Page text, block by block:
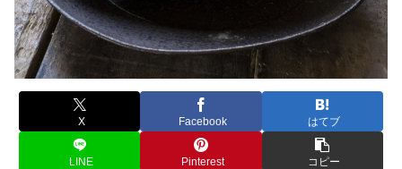
X Facebook はてブ
LINE Pinterest コピー